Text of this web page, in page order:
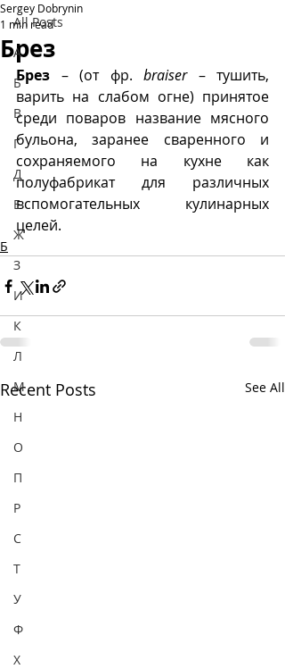
All Posts
А
Б
В
Г
Д
Е
Ж
З
И
К
Л
М
Н
О
П
Р
С
Т
У
Ф
Х
Брез
Sergey Dobrynin
1 min read
Брез – (от фр. braiser – тушить,
варить на слабом огне) принятое
среди поваров название мясного
бульона, заранее сваренного и
сохраняемого на кухне как
полуфабрикат для различных
вспомогательных кулинарных
целей.
Б
Recent Posts See All